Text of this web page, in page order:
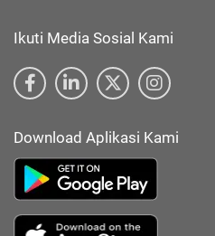
Ikuti Media Sosial Kami
Download Aplikasi Kami